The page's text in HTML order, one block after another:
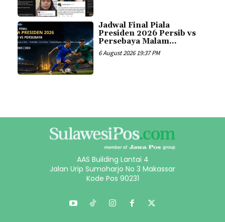
Jadwal Final Piala
Presiden 2026 Persib vs
Persebaya Malam...
6 August 2026 19:37 PM
AAS Building Lantai 4
Jalan Urip Sumoharjo No 3 Makassar
Kode Pos 90231